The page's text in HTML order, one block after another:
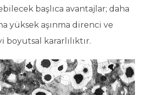
başlıca avantajlar; daha
yüksek aşınma direnci ve
kararlılıktır.